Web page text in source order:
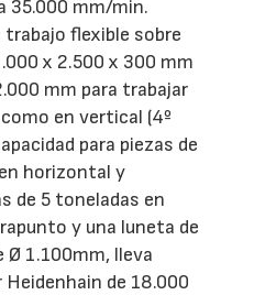
35.000 mm/min.
trabajo flexible sobre
x 2.500 x 300 mm
mm para trabajar
en vertical (4º
para piezas de
horizontal y
de 5 toneladas en
y una luneta de
Ø 1.100mm, lleva
Heidenhain de 18.000